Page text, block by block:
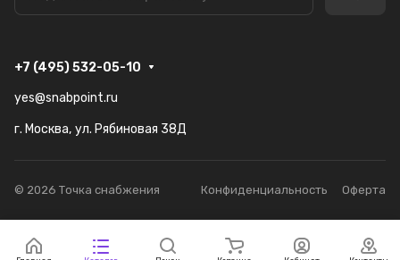
+7 (495) 532-05-10
yes@snabpoint.ru
г. Москва, ул. Рябиновая 38Д
© 2026 Точка снабжения Конфиденциальность Оферта